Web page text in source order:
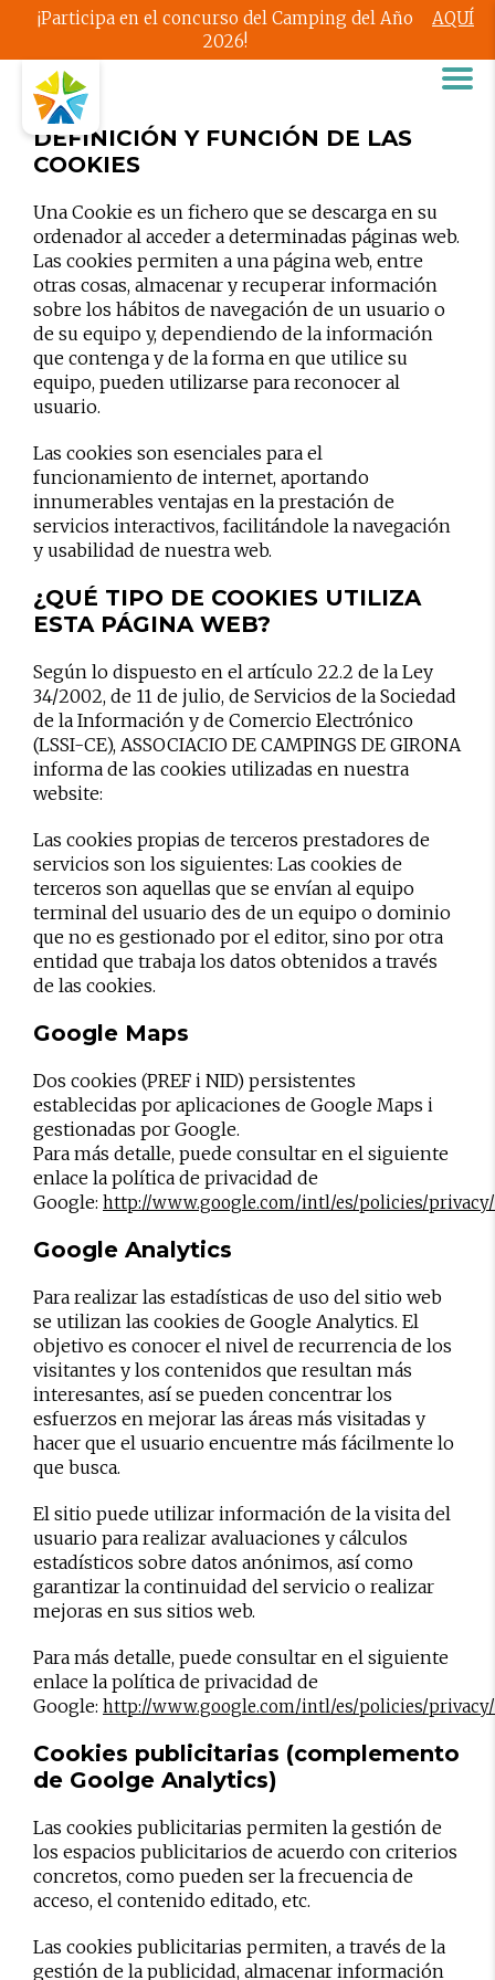
¡Participa en el concurso del Camping del Año
2026!
AQUÍ
DEFINICIÓN Y FUNCIÓN DE LAS
COOKIES
Una Cookie es un fichero que se descarga en su
ordenador al acceder a determinadas páginas web.
Las cookies permiten a una página web, entre
otras cosas, almacenar y recuperar información
sobre los hábitos de navegación de un usuario o
de su equipo y, dependiendo de la información
que contenga y de la forma en que utilice su
equipo, pueden utilizarse para reconocer al
usuario.
Las cookies son esenciales para el
funcionamiento de internet, aportando
innumerables ventajas en la prestación de
servicios interactivos, facilitándole la navegación
y usabilidad de nuestra web.
¿QUÉ TIPO DE COOKIES UTILIZA
ESTA PÁGINA WEB?
Según lo dispuesto en el artículo 22.2 de la Ley
34/2002, de 11 de julio, de Servicios de la Sociedad
de la Información y de Comercio Electrónico
(LSSI-CE), ASSOCIACIO DE CAMPINGS DE GIRONA
informa de las cookies utilizadas en nuestra
website:
Las cookies propias de terceros prestadores de
servicios son los siguientes: Las cookies de
terceros son aquellas que se envían al equipo
terminal del usuario des de un equipo o dominio
que no es gestionado por el editor, sino por otra
entidad que trabaja los datos obtenidos a través
de las cookies.
Google Maps
Dos cookies (PREF i NID) persistentes
establecidas por aplicaciones de Google Maps i
gestionadas por Google.
Para más detalle, puede consultar en el siguiente
enlace la política de privacidad de
Google: http://www.google.com/intl/es/policies/privacy/
Google Analytics
Para realizar las estadísticas de uso del sitio web
se utilizan las cookies de Google Analytics. El
objetivo es conocer el nivel de recurrencia de los
visitantes y los contenidos que resultan más
interesantes, así se pueden concentrar los
esfuerzos en mejorar las áreas más visitadas y
hacer que el usuario encuentre más fácilmente lo
que busca.
El sitio puede utilizar información de la visita del
usuario para realizar avaluaciones y cálculos
estadísticos sobre datos anónimos, así como
garantizar la continuidad del servicio o realizar
mejoras en sus sitios web.
Para más detalle, puede consultar en el siguiente
enlace la política de privacidad de
Google: http://www.google.com/intl/es/policies/privacy/
Cookies publicitarias (complemento
de Goolge Analytics)
Las cookies publicitarias permiten la gestión de
los espacios publicitarios de acuerdo con criterios
concretos, como pueden ser la frecuencia de
acceso, el contenido editado, etc.
Las cookies publicitarias permiten, a través de la
gestión de la publicidad, almacenar información